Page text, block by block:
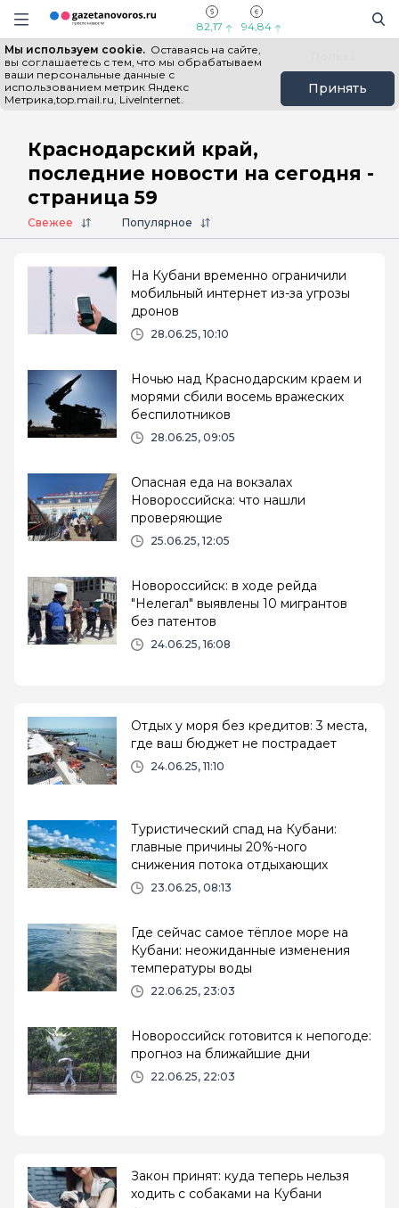
Информационный портал "ГазетаНоворос.ру"
Навигация сайта
82,17 94,84
Мы используем cookie. Оставаясь на сайте,
вы соглашаетесь с тем, что мы обрабатываем
ваши персональные данные с
использованием метрик Яндекс
Метрика,top.mail.ru, LiveInternet.
Принять
Все новости Новости России
Главная
Краснодарский край,
последние новости на сегодня -
страница 59
Свежее Популярное
На Кубани временно ограничили
мобильный интернет из-за угрозы
дронов
28.06.25, 10:10
Ночью над Краснодарским краем и
морями сбили восемь вражеских
беспилотников
28.06.25, 09:05
Опасная еда на вокзалах
Новороссийска: что нашли
проверяющие
25.06.25, 12:05
Новороссийск: в ходе рейда
"Нелегал" выявлены 10 мигрантов
без патентов
24.06.25, 16:08
Отдых у моря без кредитов: 3 места,
где ваш бюджет не пострадает
24.06.25, 11:10
Туристический спад на Кубани:
главные причины 20%-ного
снижения потока отдыхающих
23.06.25, 08:13
Где сейчас самое тёплое море на
Кубани: неожиданные изменения
температуры воды
22.06.25, 23:03
Новороссийск готовится к непогоде:
прогноз на ближайшие дни
22.06.25, 22:03
Закон принят: куда теперь нельзя
ходить с собаками на Кубани